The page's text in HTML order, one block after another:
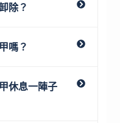
除？
嗎？
休息一陣子